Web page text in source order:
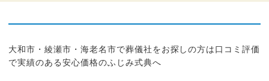
大和市・綾瀬市・海老名市で葬儀社をお探しの方は口コミ評価
で実績のある安心価格のふじみ式典へ